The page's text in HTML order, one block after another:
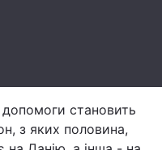
допомоги становить
з яких половина,